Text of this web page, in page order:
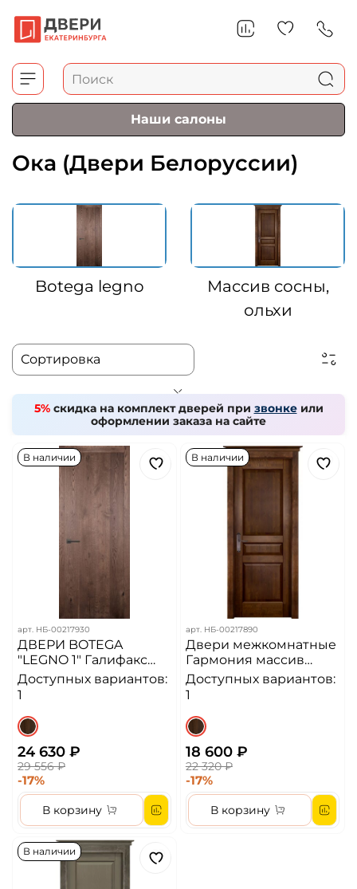
Наши салоны
Ока (Двери Белоруссии)
Botega legno
Массив сосны,
ольхи
5% скидка на комплект дверей при звонкеили
оформлении заказа на сайте
В наличии
арт. НБ-00217930
ДВЕРИ BOTEGA
"LEGNO 1" Галифакс
табак (ДГ)
Доступных вариантов:
1
24 630 ₽
29 556 ₽
-17%
В корзину
В наличии
арт. НБ-00217890
Двери межкомнатные
Гармония массив
ольхи /Античный орех
Доступных вариантов:
1
18 600 ₽
22 320 ₽
-17%
В корзину
В наличии